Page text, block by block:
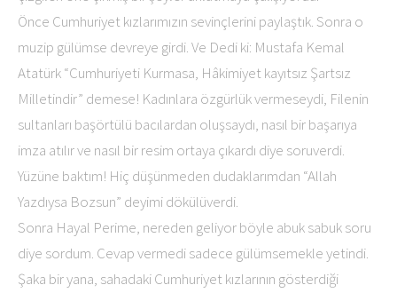
Önce Cumhuriyet kızlarımızın sevinçlerini paylaştık. Sonra o
muzip gülümse devreye girdi. Ve Dedi ki: Mustafa Kemal
Atatürk “Cumhuriyeti Kurmasa, Hâkimiyet kayıtsız Şartsız
Milletindir” demese! Kadınlara özgürlük vermeseydi, Filenin
sultanları başörtülü bacılardan oluşsaydı, nasıl bir başarıya
imza atılır ve nasıl bir resim ortaya çıkardı diye soruverdi.
Yüzüne baktım! Hiç düşünmeden dudaklarımdan “Allah
Yazdıysa Bozsun” deyimi dökülüverdi.
Sonra Hayal Perime, nereden geliyor böyle abuk sabuk soru
diye sordum. Cevap vermedi sadece gülümsemekle yetindi.
Şaka bir yana, sahadaki Cumhuriyet kızlarının gösterdiği